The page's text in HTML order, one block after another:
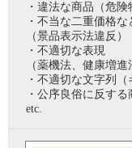
・違法な商品（危険
・不当な二重価格な
（景品表示法違反）
・不適切な表現
（薬機法、健康増進
・不適切な文字列（
・公序良俗に反する
etc.